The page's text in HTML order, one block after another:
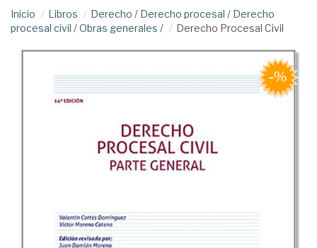
Inicio Libros Derecho / Derecho procesal / Derecho
procesal civil /Obras generales / Derecho Procesal Civil